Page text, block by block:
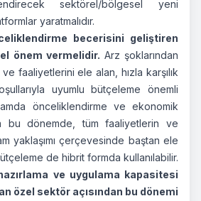
sektörel/bölgesel yeni
yaratmalıdır.
becerisini geliştiren
önem vermelidir. Arz şoklarından
faaliyetlerini ele alan, hızla karşılık
uyumlu bütçeleme önemli
önceliklendirme ve ekonomik
bu dönemde, tüm faaliyetlerin ve
yaklaşımı çerçevesinde baştan ele
bütçeleme de hibrit formda kullanılabilir.
ve uygulama kapasitesi
özel sektör açısından bu dönemi